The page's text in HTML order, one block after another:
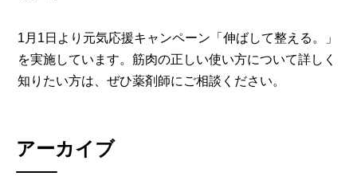
1月1日より元気応援キャンペーン「伸ばして整える。」
を実施しています。筋肉の正しい使い方について詳しく
知りたい方は、ぜひ薬剤師にご相談ください。
アーカイブ